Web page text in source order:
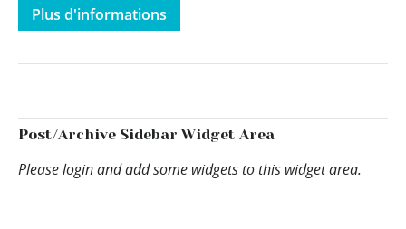
Plus d'informations
Post/Archive Sidebar Widget Area
Please login and add some widgets to this widget area.